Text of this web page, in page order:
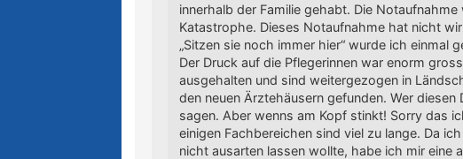
innerhalb der Familie gehabt. Die
Katastrophe. Dieses Notaufnahme hat nicht
„Sitzen sie noch immer hier“ wurde ich einmal
Der Druck auf die Pflegerinnen war enorm
ausgehalten und sind weitergezogen in
den neuen Ärztehäusern gefunden. Wer
sagen. Aber wenns am Kopf stinkt! Sorry das
einigen Fachbereichen sind viel zu lange. Da
nicht ausarten lassen wollte, habe ich mir eine